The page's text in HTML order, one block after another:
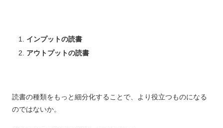
インプットの読書
アウトプットの読書
読書の種類をもっと細分化することで、より役立つものになる
のではないか。